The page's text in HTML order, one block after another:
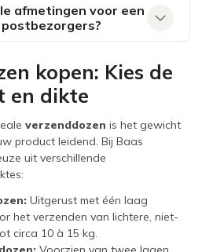
afmetingen voor een
kopen: Kies de
en dikte
verzenddozen is het gewicht
product leidend. Bij Baas
uit verschillende
Uitgerust met één laag
het verzenden van lichtere, niet-
circa 10 à 15 kg.